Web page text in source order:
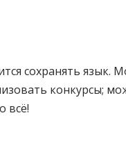
сохранять язык.
конкурсы;
всё!